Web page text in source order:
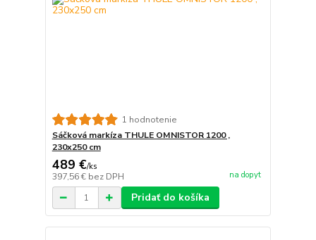
1 hodnotenie
Sáčková markíza THULE OMNISTOR 1200 ,
230x250 cm
489 €/ks
397,56 € bez DPH na dopyt
Pridať do košíka